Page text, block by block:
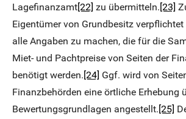
Lagefinanzamt[22] zu übermitteln.[23]
Eigentümer von Grundbesitz
alle Angaben zu machen, die für die
Miet- und Pachtpreise von Seiten der
benötigt werden.[24] Ggf. wird von
Finanzbehörden eine örtliche Erhebung
Bewertungsgrundlagen angestellt.[25]